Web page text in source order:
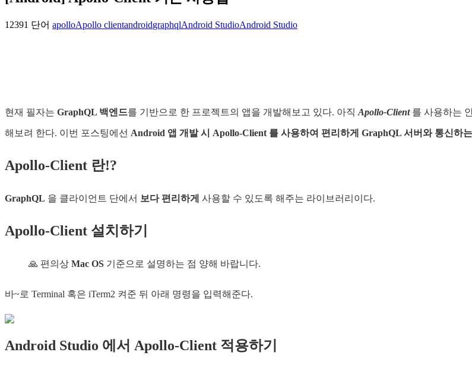
12391 단어 apolloApollo clientandroidgraphqlAndroid StudioAndroid Studio
현재 필자는 GraphQL 백엔드를 기반으로 한 프로젝트의 앱을 개발해보고 있다. 아직 Apollo-Client를 사용하는
해보려 한다. 이번 포스팅에선 Android 앱 개발 시 Apollo-Client 를 사용하여 편리하게 GraphQL 서버와 통신하
Apollo-Client 란!?
GraphQL 을 클라이언트 단에서 보다 편리하게 사용할 수 있도록 해주는 라이브러리이다.
Apollo-Client 설치하기
🙏 편의상 Mac OS 기준으로 설명하는 점 양해 바랍니다.
바~로 Terminal 혹은 iTerm2 켜준 뒤 아래 명령을 입력해준다.
Android Studio 에서 Apollo-Client 적용하기